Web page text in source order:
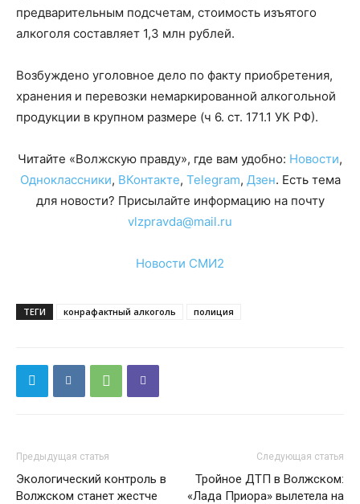
предварительным подсчетам, стоимость изъятого
алкоголя составляет 1,3 млн рублей.
Возбуждено уголовное дело по факту приобретения,
хранения и перевозки немаркированной алкогольной
продукции в крупном размере (ч 6. ст. 171.1 УК РФ).
Читайте «Волжскую правду», где вам удобно: Новости,
Одноклассники, ВКонтакте, Telegram, Дзен. Есть тема
для новости? Присылайте информацию на почту
vlzpravda@mail.ru
Новости СМИ2
ТЕГИ конрафактный алкоголь полиция
Предыдущая статья
Экологический контроль в
Волжском станет жестче
Следующая статья
Тройное ДТП в Волжском:
«Лада Приора» вылетела на